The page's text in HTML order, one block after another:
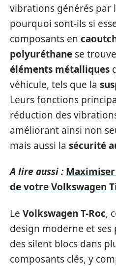
vibrations générés par
pourquoi sont-ils si
composants en
polyuréthane se
éléments métalliques
véhicule, tels que la
Leurs fonctions
réduction des
améliorant ainsi non
mais aussi la sécurité
A lire aussi :
de votre Volkswagen
Le Volkswagen T-Roc,
design moderne et
des silent blocs dans
composants clés, y